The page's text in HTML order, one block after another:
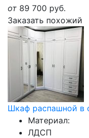
от 89 700 руб.
Заказать похожий
Шкаф распашной в
Материал:
ЛДСП